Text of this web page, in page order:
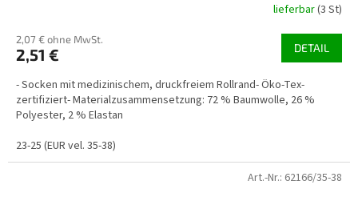
lieferbar(3 St)
2,07 € ohne MwSt.
2,51 € DETAIL
- Socken mit medizinischem, druckfreiem Rollrand- Öko-Tex-
zertifiziert- Materialzusammensetzung: 72 % Baumwolle, 26 %
Polyester, 2 % Elastan
23-25 (EUR vel. 35-38)
Art.-Nr.: 62166/35-38